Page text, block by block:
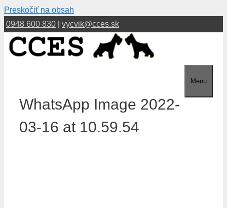
Preskočiť na obsah
0948 600 830
vycvik@cces.sk
Menu
WhatsApp Image 2022-
03-16 at 10.59.54